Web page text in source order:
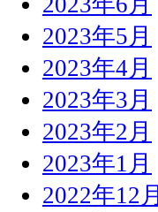
2023年5月
2023年4月
2023年3月
2023年2月
2023年1月
2022年12月